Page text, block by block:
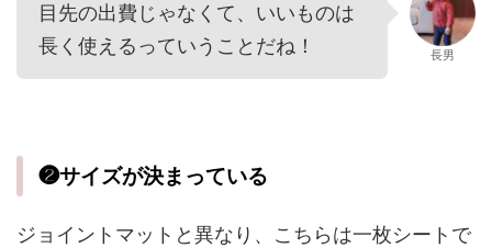
目先の出費じゃなくて、いいものは
長く使えるっていうことだね！
長男
❷サイズが決まっている
ジョイントマットと異なり、こちらは一枚シートで